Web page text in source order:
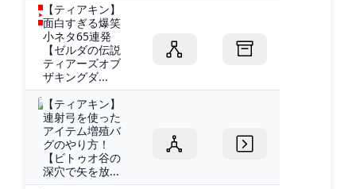
【ティアキン】
面白すぎる爆笑
小ネタ65連発
【ゼルダの伝説
ティアーズオブ
ザキングダ...
【ティアキン】
連射弓を使った
アイテム増殖バ
グのやり方！
【ビトゥオ谷の
深穴で矢を放...